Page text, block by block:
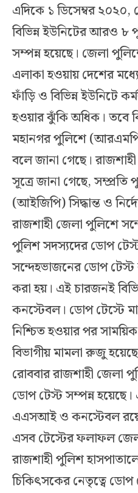
এদিকে ১ ডিসেম্বর
বিভিন্ন ইউনিটের আরও
সম্পন্ন হয়েছে। জেলা
এলাকা হওয়ায় দেশের মধ্যে
ফাঁড়ি ও বিভিন্ন ইউনিটে
হওয়ার ঝুঁকি অধিক। তবে
মহানগর পুলিশে
বলে জানা গেছে।
সূত্রে জানা গেছে, সম্প্রতি
(আইজিপি) সিদ্ধান্ত ও
রাজশাহী জেলা পুলিশে
পুলিশ সদস্যদের ডোপ
সন্দেহভাজনের ডোপ
করা হয়। এই চারজনই
কনস্টেবল। ডোপ টেস্টে
নিশ্চিত হওয়ার পর
বিভাগীয় মামলা রুজু
রোববার রাজশাহী
ডোপ টেস্ট সম্পন্ন
এএসআই ও কনস্টেবল
এসব টেস্টের ফলাফল
রাজশাহী পুলিশ
চিকিৎসকের নেতৃত্বে ডোপ